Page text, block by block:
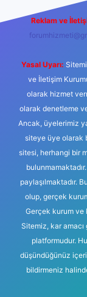
Reklam ve
Yasal Uyarı:
ve İletişim
olarak hizmet
olarak denetleme
Ancak, üyelerimiz
siteye üye olarak
sitesi, herhangi bir
paylaşılmaktadır.
olup, gerçek
Gerçek kurum ve
Sitemiz, kar
platformudur.
düşündüğünüz
bildirmeniz